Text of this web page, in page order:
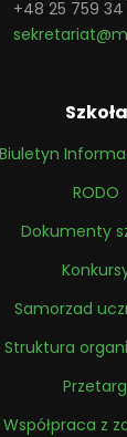
+48 25 759
Szkoła
RODO
Dokumenty
Samorzad
Struktura
Współpraca z